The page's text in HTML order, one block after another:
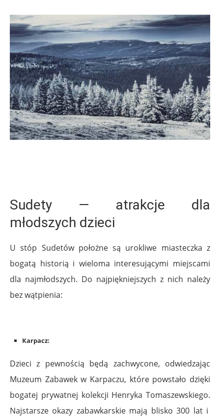
Sudety — atrakcje dla
młodszych dzieci
U stóp Sudetów położne są urokliwe miasteczka z
bogatą historią i wieloma interesującymi miejscami
dla najmłodszych. Do najpiękniejszych z nich należy
bez wątpienia:
Karpacz:
Dzieci z pewnością będą zachwycone, odwiedzając
Muzeum Zabawek w Karpaczu, które powstało dzięki
bogatej prywatnej kolekcji Henryka Tomaszewskiego.
Najstarsze okazy zabawkarskie mają blisko 300 lat i